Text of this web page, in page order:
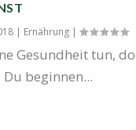
| Ernährung|
Gesund­heit tun,
begin­nen...